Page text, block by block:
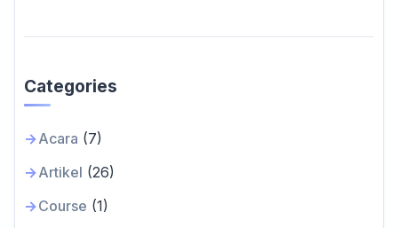
Categories
Acara (7)
Artikel (26)
Course (1)